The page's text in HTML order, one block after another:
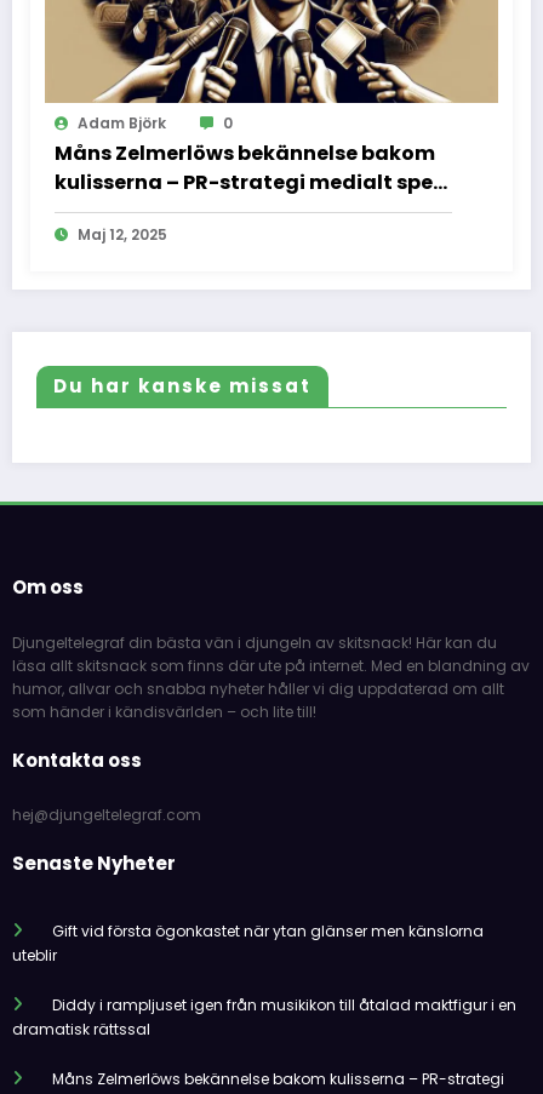
Adam Björk 0
Måns Zelmerlöws bekännelse bakom
kulisserna – PR-strategi medialt spel
och vad vi inte fick se
Maj 12, 2025
Du har kanske missat
Om oss
Djungeltelegraf din bästa vän i djungeln av skitsnack! Här kan du
läsa allt skitsnack som finns där ute på internet. Med en blandning av
humor, allvar och snabba nyheter håller vi dig uppdaterad om allt
som händer i kändisvärlden – och lite till!
Kontakta oss
hej@djungeltelegraf.com
Senaste Nyheter
Gift vid första ögonkastet när ytan glänser men känslorna
uteblir
Diddy i rampljuset igen från musikikon till åtalad maktfigur i en
dramatisk rättssal
Måns Zelmerlöws bekännelse bakom kulisserna – PR-strategi